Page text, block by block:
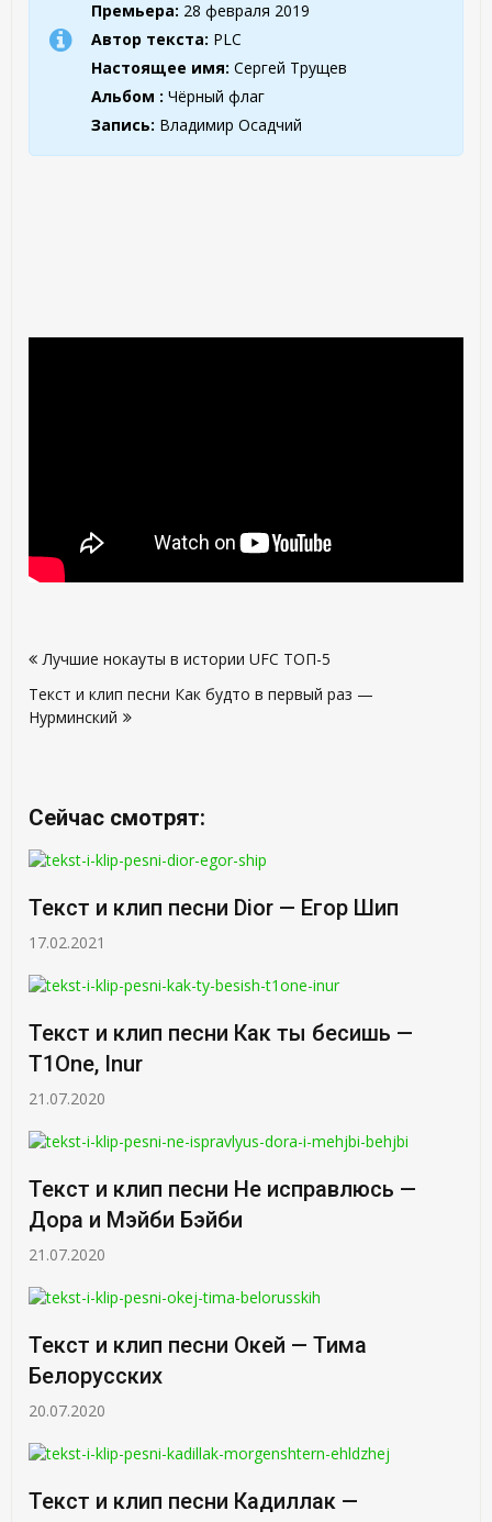
Премьера: 28 февраля 2019
Автор текста: PLC
Настоящее имя: Сергей Трущев
Альбом : Чёрный флаг
Запись: Владимир Осадчий
по
записям
Лучшие нокауты в истории UFC ТОП-5
Текст и клип песни Как будто в первый раз —
Нурминский
Сейчас смотрят:
Текст и клип песни Dior — Егор Шип
17.02.2021
Текст и клип песни Как ты бесишь —
T1One, Inur
21.07.2020
Текст и клип песни Не исправлюсь —
Дора и Мэйби Бэйби
21.07.2020
Текст и клип песни Окей — Тима
Белорусских
20.07.2020
Текст и клип песни Кадиллак —